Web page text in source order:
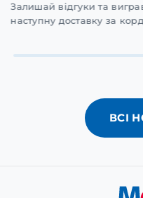
Залишай відгуки та
наступну доставку за
ВСІ